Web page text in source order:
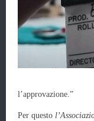
l’approvazione.”
Per questo